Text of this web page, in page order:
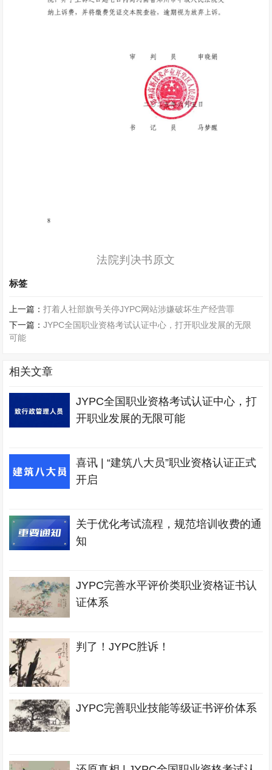
法院判决书原文
标签
上一篇：打着人社部旗号关停JYPC网站涉嫌破坏生产经营罪
下一篇：JYPC全国职业资格考试认证中心，打开职业发展的无限
可能
相关文章
JYPC全国职业资格考试认证中心，打
开职业发展的无限可能
喜讯 | “建筑八大员”职业资格认证正式
开启
关于优化考试流程，规范培训收费的通
知
JYPC完善水平评价类职业资格证书认
证体系
判了！JYPC胜诉！
JYPC完善职业技能等级证书评价体系